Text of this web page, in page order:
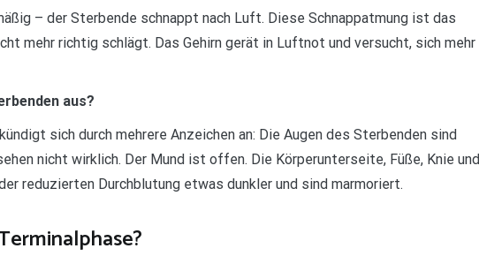
– der Sterbende schnappt nach Luft. Diese Schnappatmung ist das
mehr richtig schlägt. Das Gehirn gerät in Luftnot und versucht, sich mehr
aus?
sich durch mehrere Anzeichen an: Die Augen des Sterbenden sind
nicht wirklich. Der Mund ist offen. Die Körperunterseite, Füße, Knie und
reduzierten Durchblutung etwas dunkler und sind marmoriert.